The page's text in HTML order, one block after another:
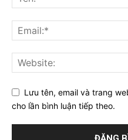
Lưu tên, email và trang
cho lần bình luận tiếp theo.